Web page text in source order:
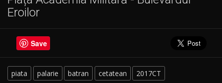
Eroilor
Save
piata palarie batran cetatean 2017CT